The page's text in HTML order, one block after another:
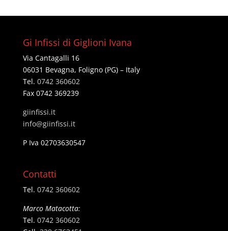
Gi Infissi di Giglioni Ivana
Via Cantagalli 16
06031 Bevagna, Foligno (PG) – Italy
Tel. 0742 360602
Fax 0742 369239
giinfissi.it
ti.issifniig
@ofni
P Iva 02703630547
Contatti
Tel. 0742 360602
Marco Matacotta:
Tel. 0742 360602